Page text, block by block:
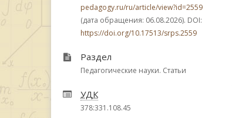
pedagogy.ru/ru/article/view?id=2559
(дата обращения: 06.08.2026). DOI:
https://doi.org/10.17513/srps.2559
Раздел
Педагогические науки. Статьи
УДК
378:331.108.45